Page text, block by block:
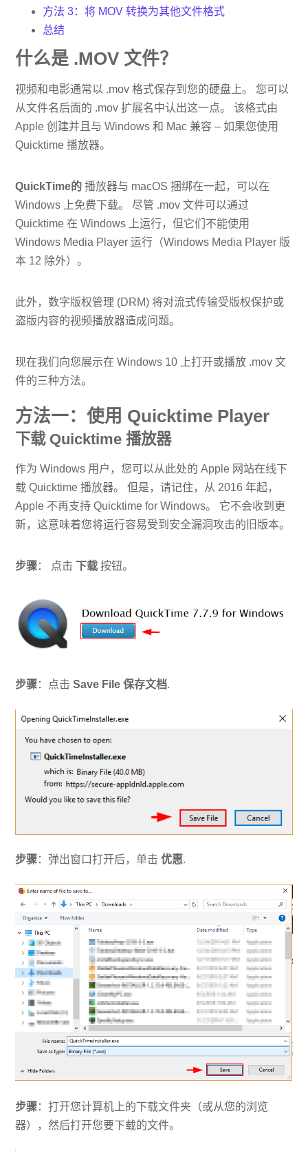
方法 3：将 MOV 转换为其他文件格式
总结
什么是 .MOV 文件？
视频和电影通常以 .mov 格式保存到您的硬盘上。 您可以
从文件名后面的 .mov 扩展名中认出这一点。 该格式由
Apple 创建并且与 Windows 和 Mac 兼容 – 如果您使用
Quicktime 播放器。
QuickTime的 播放器与 macOS 捆绑在一起，可以在
Windows 上免费下载。 尽管 .mov 文件可以通过
Quicktime 在 Windows 上运行，但它们不能使用
Windows Media Player 运行（Windows Media Player 版
本 12 除外）。
此外，数字版权管理 (DRM) 将对流式传输受版权保护或
盗版内容的视频播放器造成问题。
现在我们向您展示在 Windows 10 上打开或播放 .mov 文
件的三种方法。
方法一：使用 Quicktime Player
下载 Quicktime 播放器
作为 Windows 用户，您可以从此处的 Apple 网站在线下
载 Quicktime 播放器。 但是，请记住，从 2016 年起，
Apple 不再支持 Quicktime for Windows。 它不会收到更
新，这意味着您将运行容易受到安全漏洞攻击的旧版本。
步骤： 点击 下载 按钮。
步骤：点击Save File 保存文档.
步骤：弹出窗口打开后，单击优惠.
步骤：打开您计算机上的下载文件夹（或从您的浏览
器），然后打开您要下载的文件。